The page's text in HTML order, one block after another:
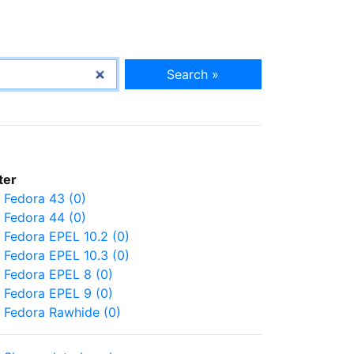
Search »
Fedora 43 (0)
Fedora 44 (0)
Fedora EPEL 10.2 (0)
Fedora EPEL 10.3 (0)
Fedora EPEL 8 (0)
Fedora EPEL 9 (0)
Fedora Rawhide (0)